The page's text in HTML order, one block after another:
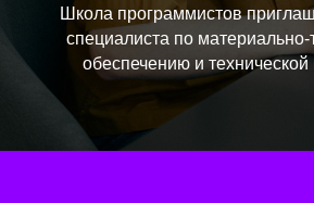
Школа программистов
специалиста по материально-
обеспечению и